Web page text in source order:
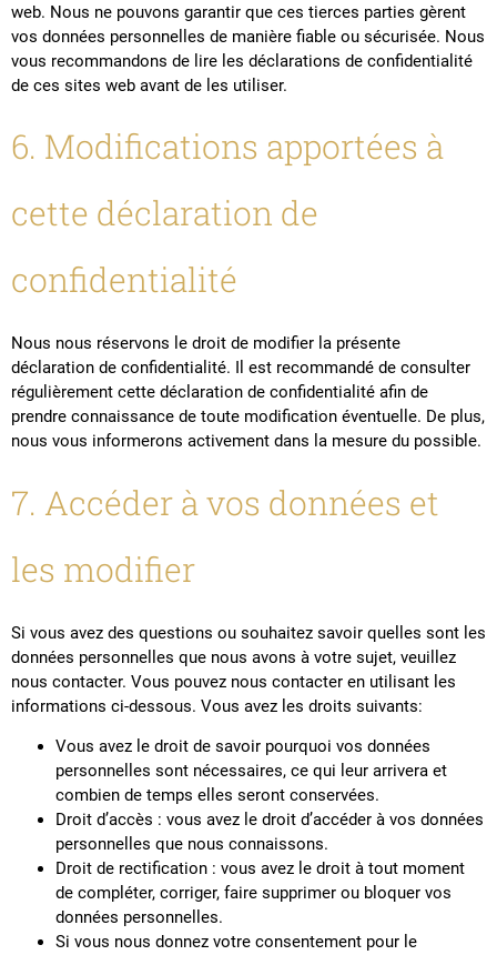
web. Nous ne pouvons garantir que ces tierces parties gèrent
vos données personnelles de manière fiable ou sécurisée. Nous
vous recommandons de lire les déclarations de confidentialité
de ces sites web avant de les utiliser.
6. Modifications apportées à
cette déclaration de
confidentialité
Nous nous réservons le droit de modifier la présente
déclaration de confidentialité. Il est recommandé de consulter
régulièrement cette déclaration de confidentialité afin de
prendre connaissance de toute modification éventuelle. De plus,
nous vous informerons activement dans la mesure du possible.
7. Accéder à vos données et
les modifier
Si vous avez des questions ou souhaitez savoir quelles sont les
données personnelles que nous avons à votre sujet, veuillez
nous contacter. Vous pouvez nous contacter en utilisant les
informations ci-dessous. Vous avez les droits suivants:
Vous avez le droit de savoir pourquoi vos données
personnelles sont nécessaires, ce qui leur arrivera et
combien de temps elles seront conservées.
Droit d’accès : vous avez le droit d’accéder à vos données
personnelles que nous connaissons.
Droit de rectification : vous avez le droit à tout moment
de compléter, corriger, faire supprimer ou bloquer vos
données personnelles.
Si vous nous donnez votre consentement pour le